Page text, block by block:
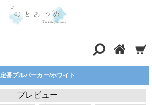
定番プルパーカー/ホワイト
プレビュー